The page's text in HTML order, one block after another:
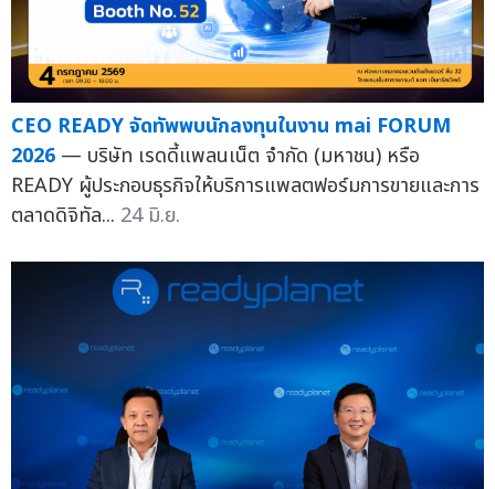
CEO READY จัดทัพพบนักลงทุนในงาน mai FORUM
2026 — บริษัท เรดดี้แพลนเน็ต จำกัด (มหาชน) หรือ
READY ผู้ประกอบธุรกิจให้บริการแพลตฟอร์มการขายและการ
ตลาดดิจิทัล... 24 มิ.ย.